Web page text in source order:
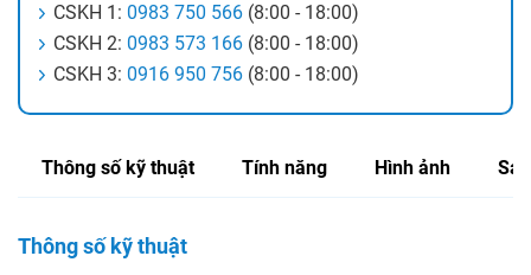
CSKH 1: 0983 750 566 (8:00 - 18:00)
CSKH 2: 0983 573 166 (8:00 - 18:00)
CSKH 3: 0916 950 756 (8:00 - 18:00)
Thông số kỹ thuật Tính năng Hình ảnh
Thông số kỹ thuật